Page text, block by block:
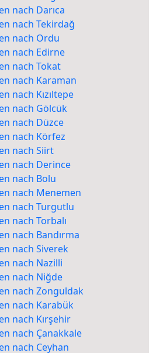
nach Darıca
nach Tekirdağ
nach Ordu
nach Edirne
nach Tokat
nach Karaman
nach Kızıltepe
nach Gölcük
nach Düzce
nach Körfez
nach Siirt
nach Derince
nach Bolu
nach Menemen
nach Turgutlu
nach Torbalı
nach Bandırma
nach Siverek
nach Nazilli
nach Niğde
nach Zonguldak
nach Karabük
nach Kırşehir
nach Çanakkale
nach Ceyhan